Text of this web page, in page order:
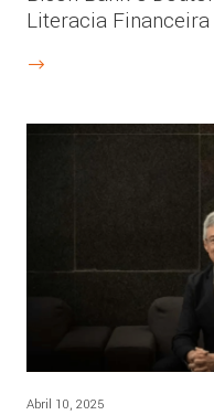
Literacia Financeira
Abril 10, 2025